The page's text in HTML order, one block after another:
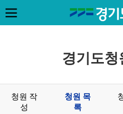
경기도청
청원 작
성
청원 목
록